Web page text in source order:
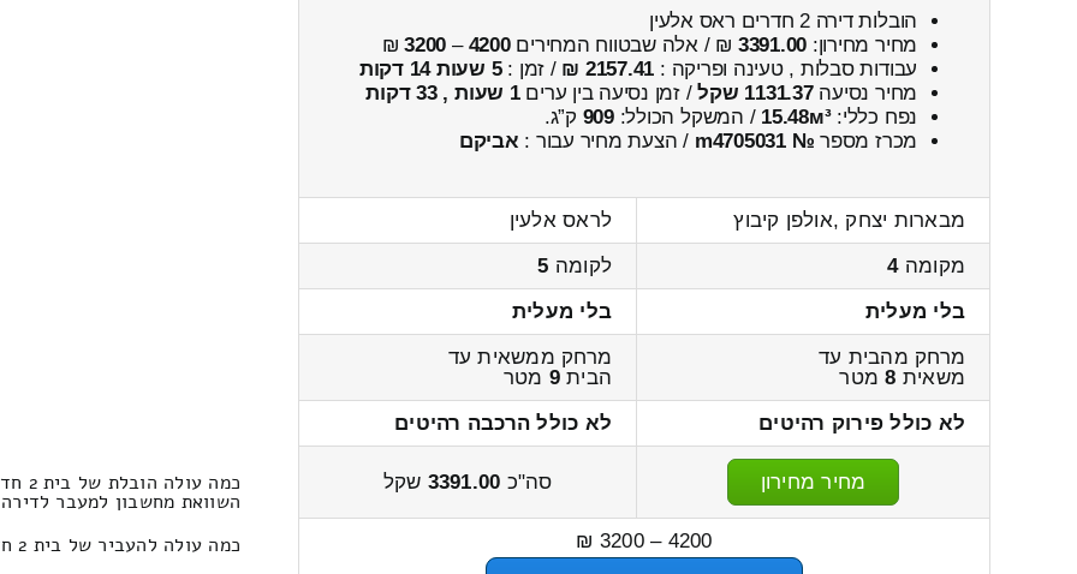
הובלות דירה 2 חדרים ראס אלעין
מחיר מחירון: 3391.00 ₪ / אלה שבטווח המחירים4200
–
3200
₪
עבודות סבלות , טעינה ופריקה : 2157.41 ₪ / זמן :5 שעות 14 דקות
מחיר נסיעה1131.37 שקל / זמן נסיעה בין ערים1 שעות , 33 דקות
נפח כללי:15.48м³ / המשקל הכולל:909 ק”ג.
מכרז מספר № m4705031 / הצעת מחיר עבור : אביקם
מבארות יצחק ,אולפן קיבוץ
לראס אלעין
מקומה4 לקומה 5
בלי מעלית
בלי מעלית
מרחק מהבית עד
משאית 8מטר
מרחק ממשאית עד
הבית9 מטר
לא כולל פירוק רהיטים
לא כולל הרכבה רהיטים
מחיר מחירון סה"כ 3391.00 שקל
4200 – 3200 ₪
כמה עולה הובלת של בית 2 חדרים מראס אלעין לבארות יצחק?
השוואת מחשבון למעבר לדירה 2 חדרים מראס אלעין לבארות יצחק 4200 – 3200
כמה עולה להעביר של בית 2 חדרים במחירון הובלות מראס אלעין לבארות יצחק ?